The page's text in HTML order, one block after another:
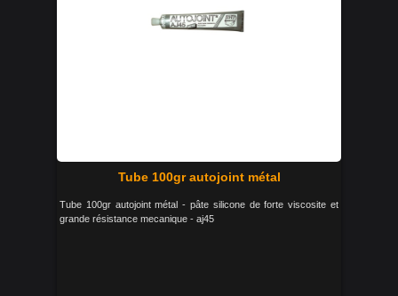
Tube 100gr autojoint métal
Tube 100gr autojoint métal - pâte silicone de forte viscosite et
grande résistance mecanique - aj45